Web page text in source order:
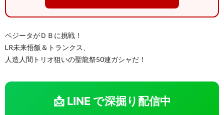
ベジータがＤＢに挑戦！
LR未来悟飯＆トランクス、
人造人間トリオ狙いの聖龍祭50連ガシャだ！
📩 LINE で深掘り配信中